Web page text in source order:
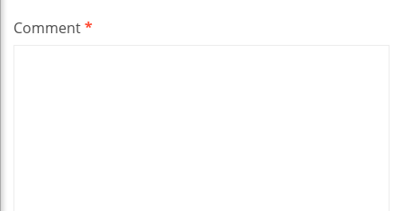
Comment*